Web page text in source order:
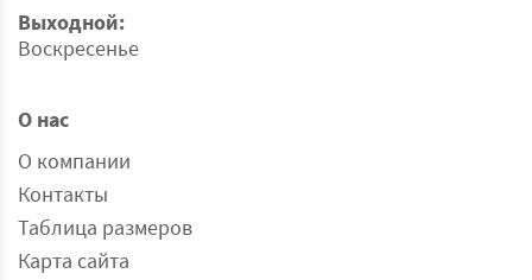
Выходной:
Воскресенье
О нас
О компании
Контакты
Таблица размеров
Карта сайта